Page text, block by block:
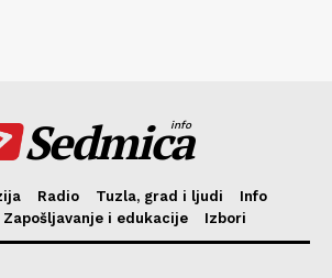
Sedmica
info
Radio Tuzla, grad i ljudi
Info
Zapošljavanje i edukacije Izbori